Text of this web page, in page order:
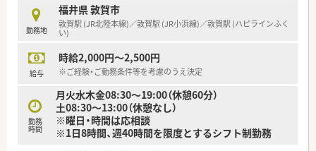
門知識を共有しながらチーム医療を実践できます。
■店舗の2階には専用の研修室が設けられており、スタッフが自
発的に学び合う前向きで明るい雰囲気が漂っています。
勤務地
福井県 敦賀市
敦賀駅 (JR北陸本線)／敦賀駅 (JR小浜線)／敦賀駅 (ハピラインふく
い)
給与
時給2,000円～2,500円
※ご経験・ご勤務条件等を考慮のうえ決定
勤務
時間
月火水木金08:30～19:00（休憩60分）
土08:30～13:00（休憩なし）
※曜日・時間は応相談
※1日8時間、週40時間を限度とするシフト制勤務